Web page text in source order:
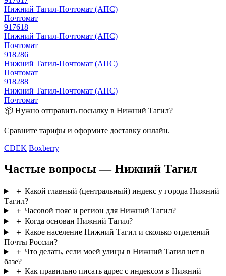
Нижний Тагил-Почтомат (АПС)
Почтомат
917618
Нижний Тагил-Почтомат (АПС)
Почтомат
918286
Нижний Тагил-Почтомат (АПС)
Почтомат
918288
Нижний Тагил-Почтомат (АПС)
Почтомат
📦 Нужно отправить посылку в Нижний Тагил?
Сравните тарифы и оформите доставку онлайн.
CDEK Boxberry
Частые вопросы — Нижний Тагил
＋ Какой главный (центральный) индекс у города Нижний
Тагил?
＋ Часовой пояс и регион для Нижний Тагил?
＋ Когда основан Нижний Тагил?
＋ Какое население Нижний Тагил и сколько отделений
Почты России?
＋ Что делать, если моей улицы в Нижний Тагил нет в
базе?
＋ Как правильно писать адрес с индексом в Нижний